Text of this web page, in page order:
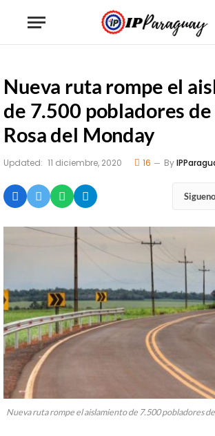
Nueva ruta rompe el
de 7.500 pobladores de
Rosa del Monday
Updated: 11 diciembre, 2020 16 By
Nueva ruta rompe el aislamiento de 7.500 pobladores